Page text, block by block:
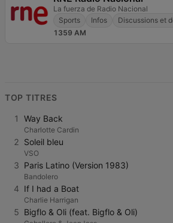
La fuerza de Radio Nacional
Sports
Infos Discussions et
1359 AM
TOP TITRES
1 Way Back
Charlotte Cardin
2 Soleil bleu
VSO
3 Paris Latino (Version 1983)
Bandolero
4 If I had a Boat
Charlie Harrigan
5 Bigflo & Oli (feat. Bigflo & Oli)